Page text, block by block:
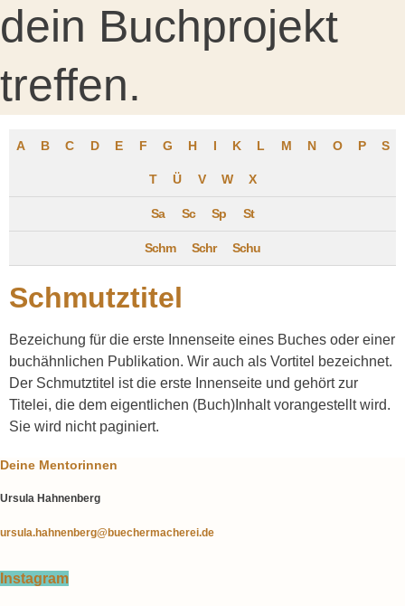
dein Buchprojekt
treffen.
A B C D E F G H I K L M N O P S
T Ü V W X
Sa Sc Sp St
Schm Schr Schu
Schmutztitel
Bezeichung für die erste Innenseite eines Buches oder einer
buchähnlichen Publikation. Wir auch als Vortitel bezeichnet.
Der Schmutztitel ist die erste Innenseite und gehört zur
Titelei, die dem eigentlichen (Buch)Inhalt vorangestellt wird.
Sie wird nicht paginiert.
Deine Mentorinnen
Ursula Hahnenberg
ursula.hahnenberg@buechermacherei.de
Instagram